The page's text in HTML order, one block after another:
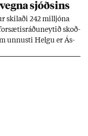
sjóðs­ins
skil­aði 242 millj­óna
skoð­
unnusti Helgu er Ás­